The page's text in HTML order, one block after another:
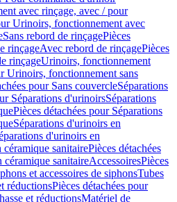
avec rinçage, avec / pour
Urinoirs, fonctionnement avec
Sans rebord de rinçagePièces
rinçageAvec rebord de rinçagePièces
rinçageUrinoirs, fonctionnement
Urinoirs, fonctionnement sans
pour Sans couvercleSéparations
Séparations d'urinoirsSéparations
Pièces détachées pour Séparations
Séparations d'urinoirs en
d'urinoirs en
céramique sanitairePièces détachées
céramique sanitaireAccessoiresPièces
et accessoires de siphonsTubes
réductionsPièces détachées pour
et réductionsMatériel de